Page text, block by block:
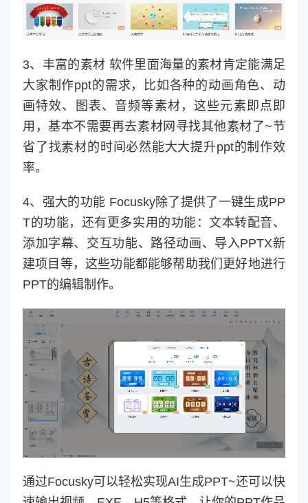
3、丰富的素材 软件里面海量的素材肯定能满足
大家制作ppt的需求，比如各种的动画角色、动
画特效、图表、音频等素材，这些元素即点即
用，基本不需要再去素材网寻找其他素材了~节
省了找素材的时间必然能大大提升ppt的制作效
率。
4、强大的功能 Focusky除了提供了一键生成PP
T的功能，还有更多实用的功能：文本转配音、
添加字幕、交互功能、路径动画、导入PPTX新
建项目等，这些功能都能够帮助我们更好地进行
PPT的编辑制作。
通过Focusky可以轻松实现AI生成PPT~还可以快